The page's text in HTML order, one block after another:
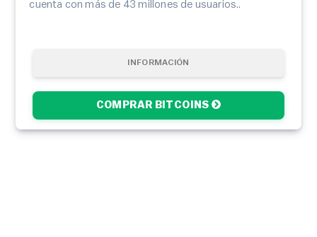
INFORMACIÓN
COMPRAR BITCOINS
cuenta con más de 43 millones de usuarios..